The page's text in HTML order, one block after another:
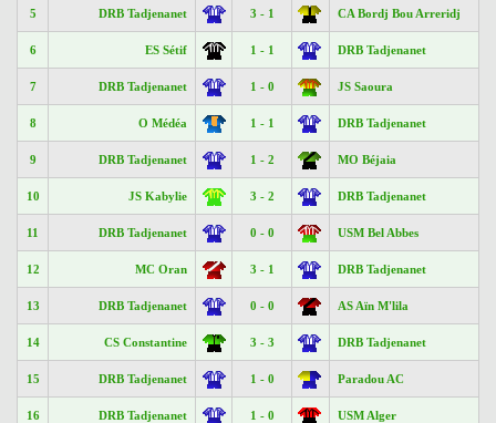
5 DRB Tadjenanet 3 - 1 CA Bordj Bou Arreridj
6 ES Sétif 1 - 1 DRB Tadjenanet
7 DRB Tadjenanet 1 - 0 JS Saoura
8 O Médéa 1 - 1 DRB Tadjenanet
9 DRB Tadjenanet 1 - 2 MO Béjaia
10 JS Kabylie 3 - 2 DRB Tadjenanet
11 DRB Tadjenanet 0 - 0 USM Bel Abbes
12 MC Oran 3 - 1 DRB Tadjenanet
13 DRB Tadjenanet 0 - 0 AS Aïn M'lila
14 CS Constantine 3 - 3 DRB Tadjenanet
15 DRB Tadjenanet 1 - 0 Paradou AC
16 DRB Tadjenanet 1 - 0 USM Alger